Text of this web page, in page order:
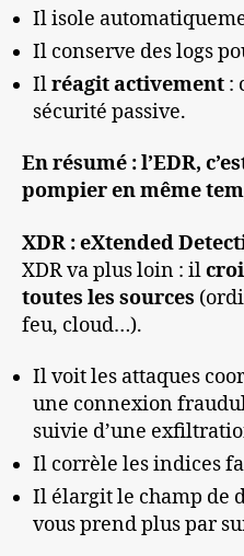
Il isole
Il conserve des logs
Ilréagit activement :
sécurité passive.
En résumé : l’EDR,
pompier en même
XDR : eXtended
XDR va plus loin : il
toutes les sources
feu, cloud…).
Il voit les attaques
une connexion
suivie d’une
Il corrèle les indices
Il élargit le champ de
vous prend plus par